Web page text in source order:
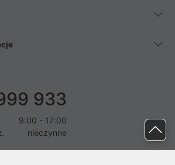
933
9:00 - 17:00
nieczynne